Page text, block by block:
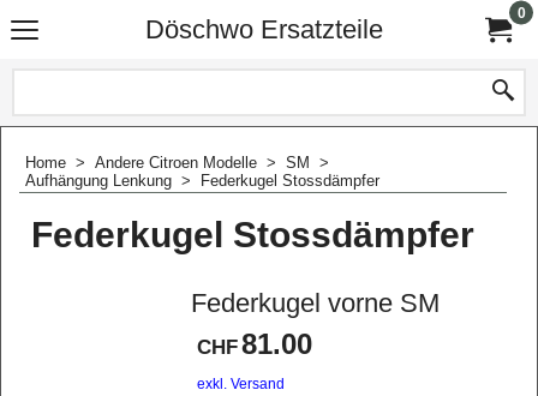
Döschwo Ersatzteile
0
Home > Andere Citroen Modelle > SM
>
Aufhängung Lenkung > Federkugel Stossdämpfer
Federkugel Stossdämpfer
Federkugel vorne SM
CHF81.00
exkl. Versand